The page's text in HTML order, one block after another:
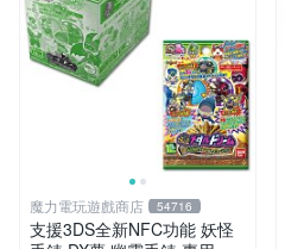
魔力電玩遊戲商店 54716
支援3DS全新NFC功能 妖怪